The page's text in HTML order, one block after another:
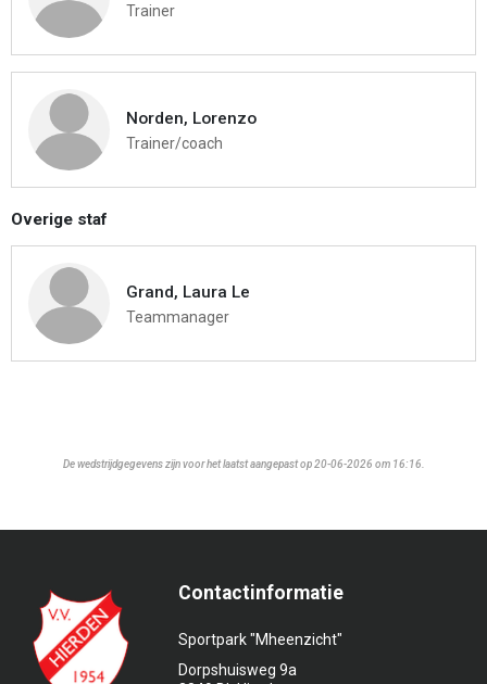
Trainer
Norden, Lorenzo
Trainer/coach
Overige staf
Grand, Laura Le
Teammanager
De wedstrijdgegevens zijn voor het laatst aangepast op 20-06-2026 om 16:16.
Contactinformatie
Sportpark "Mheenzicht"
Dorpshuisweg 9a